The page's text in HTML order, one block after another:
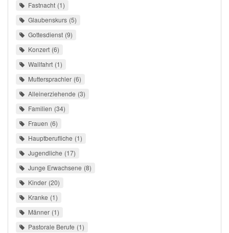
Fastnacht 1
Glaubenskurs 5
Gottesdienst 9
Konzert 6
Wallfahrt 1
Muttersprachler 6
Alleinerziehende 3
Familien 34
Frauen 6
Hauptberufliche 1
Jugendliche 17
Junge Erwachsene 8
Kinder 20
Kranke 1
Männer 1
Pastorale Berufe 1